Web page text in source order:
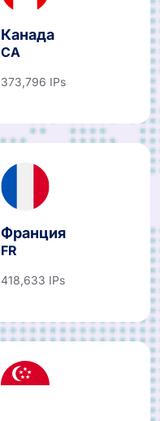
Канада
CA
373,796 IPs
Франция
FR
418,633 IPs